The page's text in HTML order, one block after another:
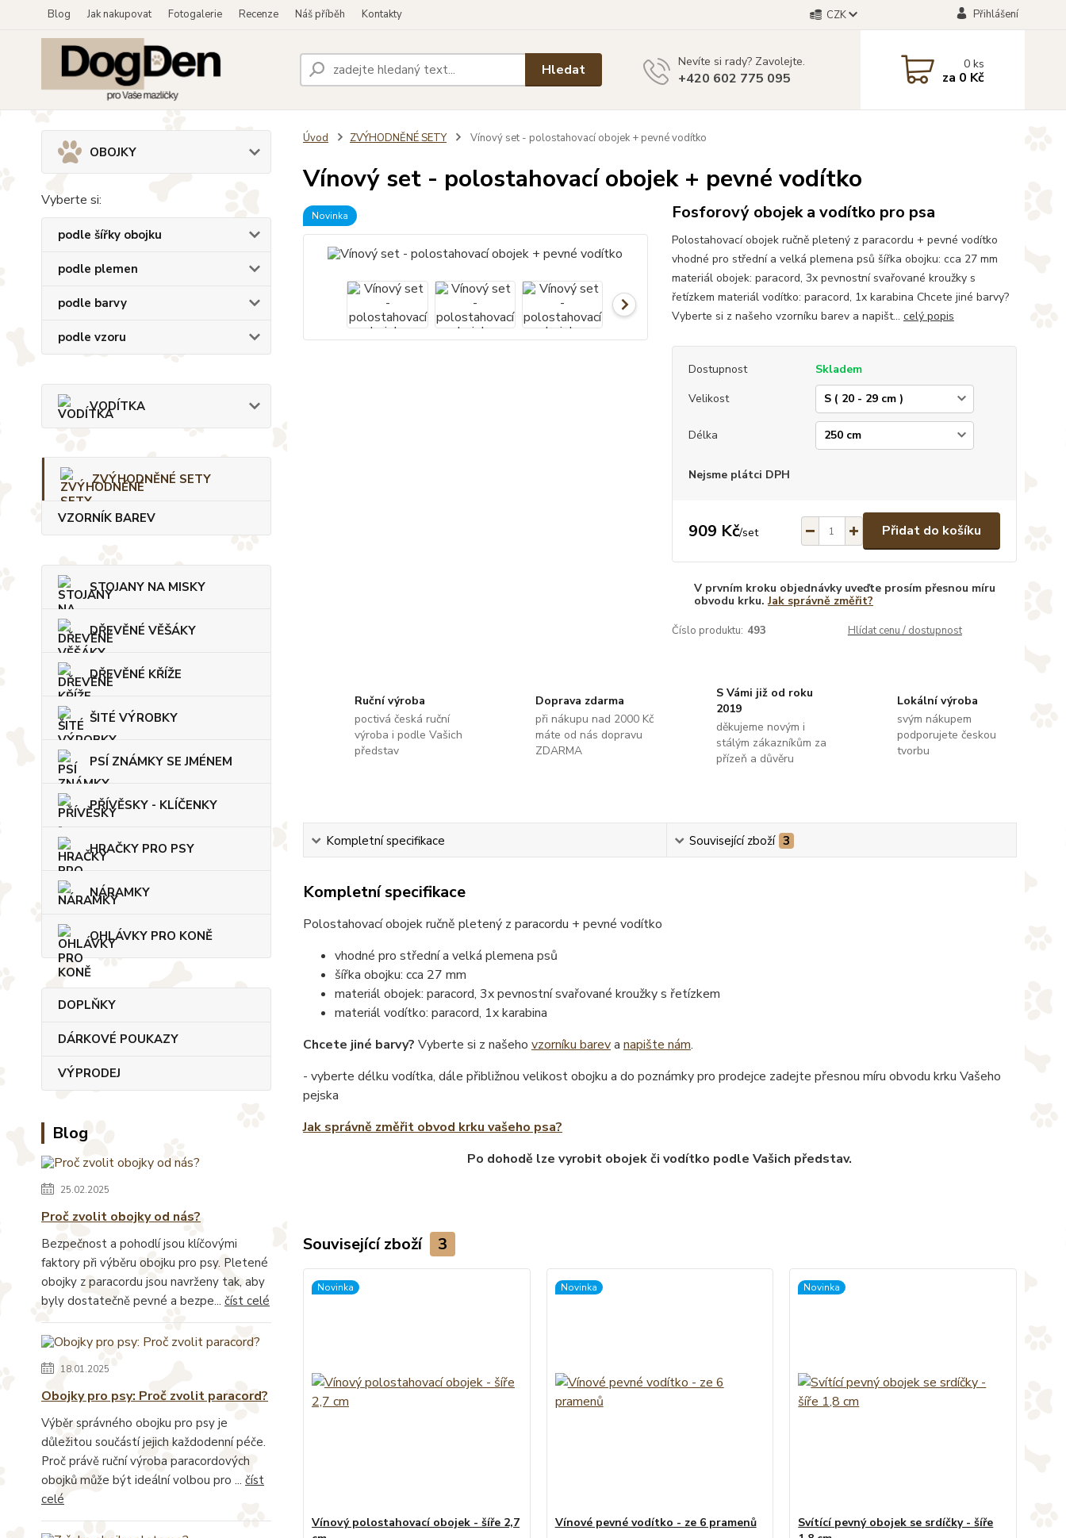
Blog Jak nakupovat Fotogalerie Recenze Náš příběh Kontakty CZK Přihlášení
Hledat Nevíte si rady? Zavolejte.
+420 602 775 095
0ks
za 0 Kč
OBOJKY
Vyberte si:
podle šířky obojku
podle plemen
podle barvy
podle vzoru
VODÍTKA
ZVÝHODNĚNÉ SETY
VZORNÍK BAREV
STOJANY NA MISKY
DŘEVĚNÉ VĚŠÁKY
DŘEVĚNÉ KŘÍŽE
ŠITÉ VÝROBKY
PSÍ ZNÁMKY SE JMÉNEM
PŘÍVĚSKY - KLÍČENKY
HRAČKY PRO PSY
NÁRAMKY
OHLÁVKY PRO KONĚ
DOPLŇKY
DÁRKOVÉ POUKAZY
VÝPRODEJ
Blog
25.02.2025
Proč zvolit obojky od nás?
Bezpečnost a pohodlí jsou klíčovými
faktory při výběru obojku pro psy. Pletené
obojky z paracordu jsou navrženy tak, aby
byly dostatečně pevné a bezpe... číst celé
18.01.2025
Obojky pro psy: Proč zvolit paracord?
Výběr správného obojku pro psy je
důležitou součástí jejich každodenní péče.
Proč právě ruční výroba paracordových
obojků může být ideální volbou pro ... číst
celé
Úvod ZVÝHODNĚNÉ SETY Vínový set - polostahovací obojek + pevné vodítko
Vínový set - polostahovací obojek + pevné vodítko
Novinka Fosforový obojek a vodítko pro psa
Polostahovací obojek ručně pletený z paracordu + pevné vodítko
vhodné pro střední a velká plemena psů šířka obojku: cca 27 mm
materiál obojek: paracord, 3x pevnostní svařované kroužky s
řetízkem materiál vodítko: paracord, 1x karabina Chcete jiné barvy?
Vyberte si z našeho vzorníku barev a napišt... celý popis
Dostupnost
Skladem
Velikost
Délka
Nejsme plátci DPH
909 Kč/set Přidat do košíku
V prvním kroku objednávky uveďte prosím přesnou míru
obvodu krku.Jak správně změřit?
Číslo produktu: 493 Hlídat cenu / dostupnost
Ruční výroba
poctivá česká ruční
výroba i podle Vašich
představ
Doprava zdarma
při nákupu nad 2000 Kč
máte od nás dopravu
ZDARMA
S Vámi již od roku
2019
děkujeme novým i
stálým zákazníkům za
přízeň a důvěru
Lokální výroba
svým nákupem
podporujete českou
tvorbu
Kompletní specifikace Související zboží 3
Kompletní specifikace
Polostahovací obojek ručně pletený z paracordu + pevné vodítko
vhodné pro střední a velká plemena psů
šířka obojku: cca 27 mm
materiál obojek: paracord, 3x pevnostní svařované kroužky s řetízkem
materiál vodítko: paracord, 1x karabina
Chcete jiné barvy? Vyberte si z našeho vzorníku bareva napište nám.
- vyberte délku vodítka, dále přibližnou velikost obojku a do poznámky pro prodejce zadejte přesnou míru obvodu krku Vašeho
pejska
Jak správně změřit obvod krku vašeho psa?
Po dohodě lze vyrobit obojek či vodítko podle Vašich představ.
Související zboží 3
Novinka
Vínový polostahovací obojek - šíře 2,7
Novinka
Vínové pevné vodítko - ze 6 pramenů
Novinka
Svítící pevný obojek se srdíčky - šíře